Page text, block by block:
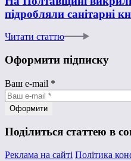
підробляли санітарні
Читати статтю
Оформити підписку
Ваш e-mail *
Поділиться статтею в
Реклама на сайті Політика